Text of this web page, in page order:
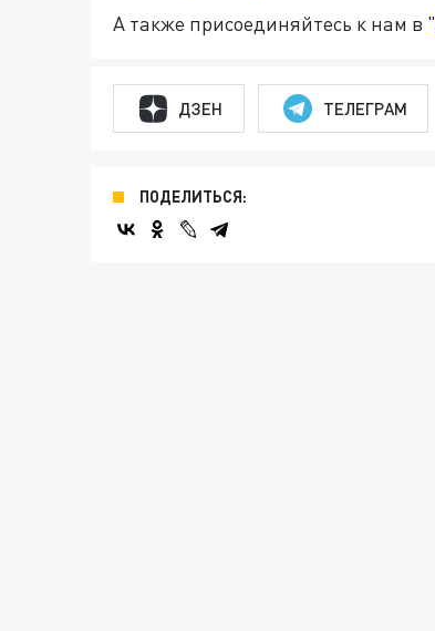
А также присоединяйтесь к нам в "
ДЗЕН ТЕЛЕГРАМ
ПОДЕЛИТЬСЯ: